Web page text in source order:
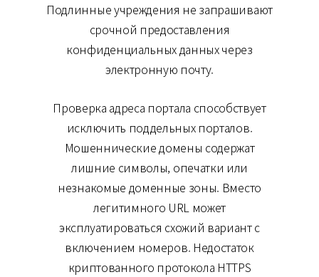
Подлинные учреждения не запрашивают
срочной предоставления
конфиденциальных данных через
электронную почту.
Проверка адреса портала способствует
исключить поддельных порталов.
Мошеннические домены содержат
лишние символы, опечатки или
незнакомые доменные зоны. Вместо
легитимного URL может
эксплуатироваться схожий вариант с
включением номеров. Недостаток
криптованного протокола HTTPS